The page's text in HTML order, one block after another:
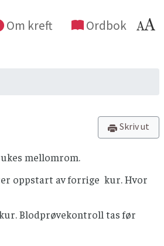
Om kreft Ordbok
Skriv ut
mellomrom.
oppstart av forrige kur. Hvor
Blodprøvekontroll tas før